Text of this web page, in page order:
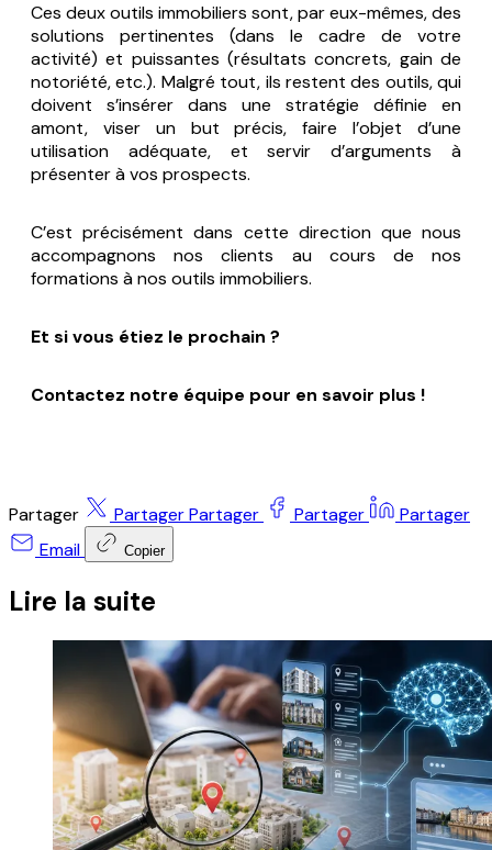
Ces deux outils immobiliers sont, par eux-mêmes, des
solutions pertinentes (dans le cadre de votre
activité) et puissantes (résultats concrets, gain de
notoriété, etc.). Malgré tout, ils restent des outils, qui
doivent s’insérer dans une stratégie définie en
amont, viser un but précis, faire l’objet d’une
utilisation adéquate, et servir d’arguments à
présenter à vos prospects.
C’est précisément dans cette direction que nous
accompagnons nos clients au cours de nos
formations à nos outils immobiliers.
Et si vous étiez le prochain ?
Contactez notre équipe pour en savoir plus !
Partager PartagerPartager Partager
Partager
Email
Copier
Lire la suite